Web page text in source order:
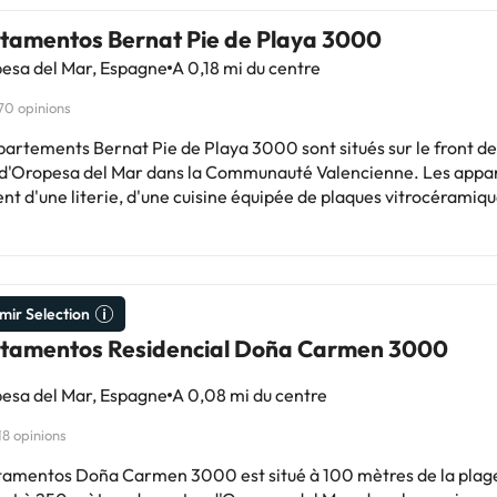
Bernat Pie de Playa 3000
del Mar, Espagne A 0,18 mi du centre
opinions
Bernat Pie de Playa 3000 sont situés sur le front
del Mar dans la Communauté Valencienne. Les appartements
d'une literie, d'une cuisine équipée de plaques
et vous baigner dans la piscine
la saison estivale), super ! Les logements sont répartis en :
2 à 4 personnes : il dispose d'un lit superposé dans le salon
lit pour deux personnes, d'une kitchenette et d'une salle de
Appartement 2 pièces pour 2 à 4 personnes : il dispose
avec un lit double ou 2 lits simples, un canapé-lit double
à manger, une kitchenette et une salle de bain complète
pour 4 à 6 personnes : il dispose
avec un lit double ou 2 lits simples, une autre chambre
Selection
Residencial Doña Carmen 3000
del Mar, Espagne A 0,08 mi du centre
opinions
Doña Carmen 3000 est situé à 100 mètres de la